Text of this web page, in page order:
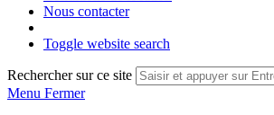
Nous contacter
Toggle website search
Rechercher sur ce site
Menu Fermer